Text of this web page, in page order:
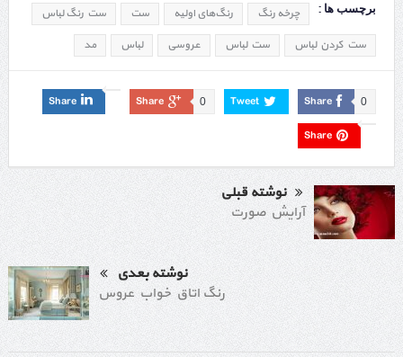
برچسب ها : چرخه رنگ رنگ‌های اولیه ست
ست رنگ لباس
ست کردن لباس
ست لباس عروسی لباس مد
Share 0
Tweet
Share 0
Share
Share
نوشته قبلی
آرایش صورت
نوشته بعدی
رنگ اتاق خواب عروس